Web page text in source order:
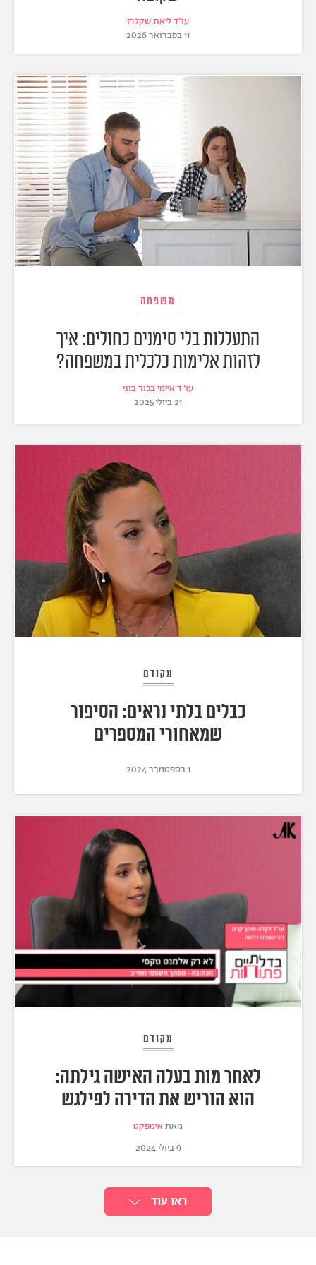
עו״ד ליאת שקלרז
11 בפברואר 2026
משפחה
התעללות בלי סימנים כחולים: איך
לזהות אלימות כלכלית במשפחה?
עו"ד איימי בכור בוני
21 ביולי 2025
מקודם
כבלים בלתי נראים: הסיפור
שמאחורי המספרים
1 בספטמבר 2024
מקודם
לאחר מות בעלה האישה גילתה:
הוא הוריש את הדירה לפילגש
מאת אימפקט
9 ביולי 2024
ראו עוד